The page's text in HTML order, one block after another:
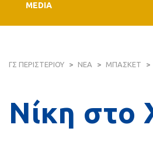
MEDIA
ΓΣ ΠΕΡΙΣΤΕΡΙΟΥ > ΝΕΑ > ΜΠΑΣΚΕΤ >
Νίκη στο